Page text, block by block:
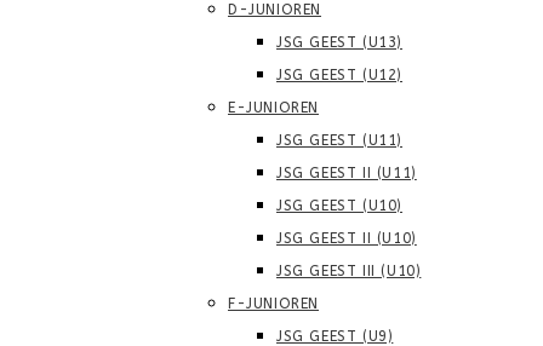
D-JUNIOREN
JSG GEEST (U13)
JSG GEEST (U12)
E-JUNIOREN
JSG GEEST (U11)
JSG GEEST II (U11)
JSG GEEST (U10)
JSG GEEST II (U10)
JSG GEEST III (U10)
F-JUNIOREN
JSG GEEST (U9)